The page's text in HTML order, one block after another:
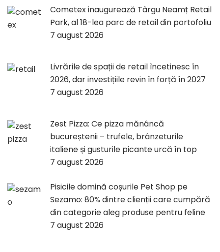
Cometex inaugurează Târgu Neamț Retail
Park, al 18-lea parc de retail din portofoliu
7 august 2026
Livrările de spații de retail încetinesc în
2026, dar investițiile revin în forță în 2027
7 august 2026
Zest Pizza: Ce pizza mănâncă
bucureștenii – trufele, brânzeturile
italiene și gusturile picante urcă în top
7 august 2026
Pisicile domină coșurile Pet Shop pe
Sezamo: 80% dintre clienții care cumpără
din categorie aleg produse pentru feline
7 august 2026